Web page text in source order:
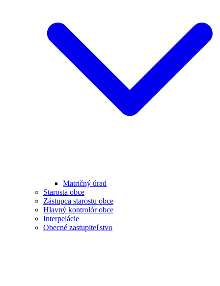
Matričný úrad
Starosta obce
Zástupca starostu obce
Hlavný kontrolór obce
Interpelácie
Obecné zastupiteľstvo